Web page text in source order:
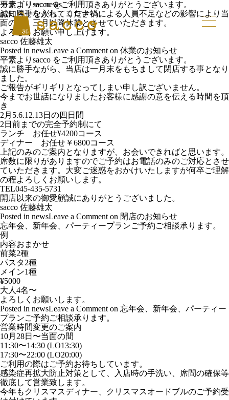
カテゴリー:news
お知らせを入れてください。
平素よりsacco をご利用頂きありがとうございます。
誠に勝手ながら、コロナ禍による人員不足などの影響により当
面の間、三月以降休業とさせていただきます。
よろしくお願い申し上げます。
sacco 佐藤雄太
Posted in newsLeave a Comment on 休業のお知らせ
平素よりsacco をご利用頂きありがとうございます。
誠に勝手ながら、当店は一月末をもちまして閉店する事となり
ました。
ご報告がギリギリとなってしまい申し訳ございません。
今までお世話になりましたお客様に感謝の意を伝える時間を頂
き
2月5.6.12.13日の四日間
2日前までの完全予約制にて
ランチ お任せ¥4200コース
ディナー お任せ￥6800コース
上記のみのご案内となりますが、お会いできればと思います。
席数に限りがありますのでご予約はお電話のみのご対応とさせ
ていただきます。大変ご迷惑をおかけいたしますが何卒ご理解
の程よろしくお願いします。
TEL045-435-5731
開店以来の御愛顧誠にありがとうございました。
sacco 佐藤雄太
Posted in newsLeave a Comment on 閉店のお知らせ
忘年会、新年会、パーティープランご予約ご相談承ります。
例
内容おまかせ
前菜2種
パスタ2種
メイン1種
¥5000
大人4名〜
よろしくお願いします。
Posted in newsLeave a Comment on 忘年会、新年会、パーティー
プランご予約ご相談承ります。
営業時間変更のご案内
10月28日〜当面の間
11:30〜14:30 (LO13:30)
17:30〜22:00 (LO20:00)
ご利用の際はご予約お待ちしています。
感染症再拡大防止対策として、入店時の手洗い、席間の確保等
徹底して営業致します。
今年もクリスマスディナー、クリスマスオードブルのご予約受